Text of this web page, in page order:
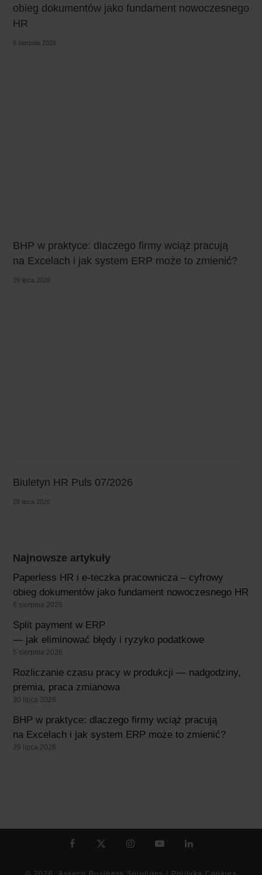
obieg dokumentów jako fundament nowoczesnego
HR
6 sierpnia 2026
BHP w praktyce: dlaczego firmy wciąż pracują
na Excelach i jak system ERP może to zmienić?
29 lipca 2026
Biuletyn HR Puls 07/2026
28 lipca 2026
Najnowsze artykuły
Paperless HR i e-teczka pracownicza – cyfrowy
obieg dokumentów jako fundament nowoczesnego HR
6 sierpnia 2026
Split payment w ERP
— jak eliminować błędy i ryzyko podatkowe
5 sierpnia 2026
Rozliczanie czasu pracy w produkcji — nadgodziny,
premia, praca zmianowa
30 lipca 2026
BHP w praktyce: dlaczego firmy wciąż pracują
na Excelach i jak system ERP może to zmienić?
29 lipca 2026